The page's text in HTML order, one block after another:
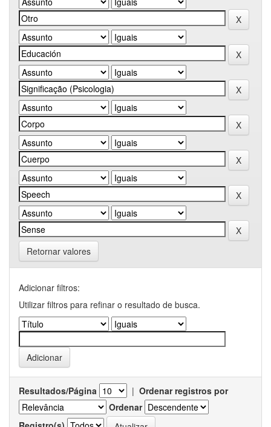
Retornar valores
Adicionar filtros:
Utilizar filtros para refinar o resultado de busca.
Resultados/Página | Ordenar registros por
Ordenar